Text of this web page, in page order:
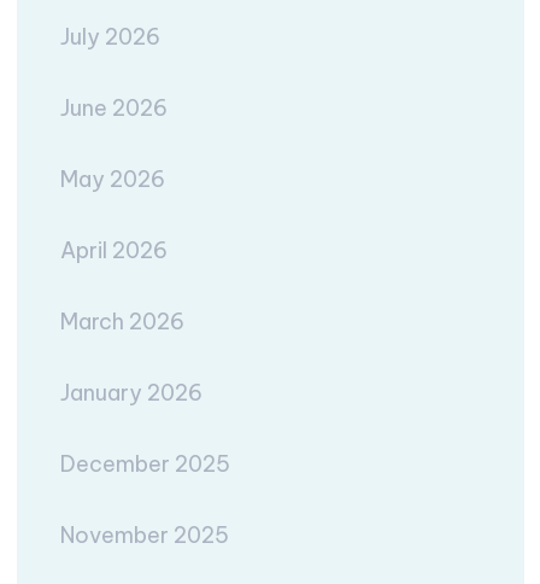
July 2026
June 2026
May 2026
April 2026
March 2026
January 2026
December 2025
November 2025